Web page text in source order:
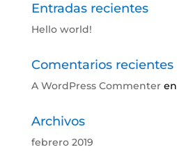
Entradas recientes
Hello world!
Comentarios recientes
A WordPress Commenteren
Archivos
febrero 2019